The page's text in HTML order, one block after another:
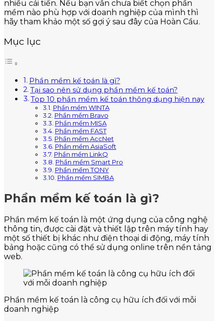
nhiều cải tiến. Nếu bạn vẫn chưa biết chọn phần
mềm nào phù hợp với doanh nghiệp của mình thì
hãy tham khảo một số gợi ý sau đây của Hoàn Cầu.
Mục lục
Phần mềm kế toán là gì?
Tại sao nên sử dụng phần mềm kế toán?
Top 10 phần mềm kế toán thông dụng hiện nay
Phần mềm WINTA
Phần mềm Bravo
Phần mềm MISA
Phần mềm FAST
Phần mềm AccNet
Phần mềm AsiaSoft
Phần mềm LinkQ
Phần mềm Smart Pro
Phần mềm TONY
Phần mềm SIMBA
Phần mềm kế toán là gì?
Phần mềm kế toán là một ứng dụng của công nghệ
thông tin, được cài đặt và thiết lập trên máy tính hay
một số thiết bị khác như điện thoại di động, máy tính
bảng hoặc cũng có thể sử dụng online trên nền tảng
web.
Phần mềm kế toán là công cụ hữu ích đối với mỗi
doanh nghiệp